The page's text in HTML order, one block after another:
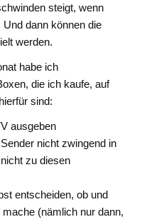
steigt, wenn
dann können die
werden.
habe ich
die ich kaufe, auf
sind:
ausgeben
nicht zwingend in
zu diesen
entscheiden, ob und
(nämlich nur dann,